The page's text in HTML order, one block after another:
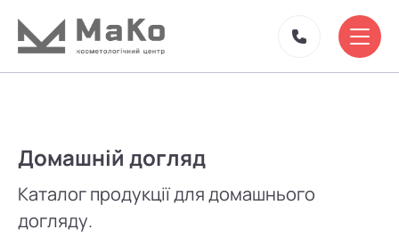
Домашній догляд
Каталог продукції для домашнього
догляду.